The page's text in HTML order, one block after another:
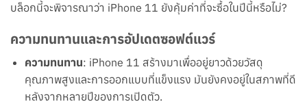
บล็อกนี้จะพิจารณาว่า iPhone 11 ยังคุ้มค่าที่จะซื้อในปีนี้หรือไม่?
ความทนทานและการอัปเดตซอฟต์แวร์
ความทนทาน: iPhone 11 สร้างมาเพื่ออยู่ยาวด้วยวัสดุ
คุณภาพสูงและการออกแบบที่แข็งแรง มันยังคงอยู่ในสภาพที่ดี
หลังจากหลายปีของการเปิดตัว.